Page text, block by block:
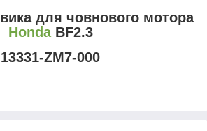
для човнового мотора
HondaBF2.3
13331-ZM7-000